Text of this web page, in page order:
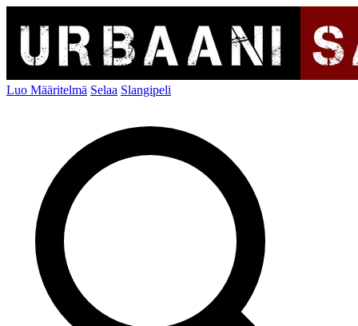
Luo Määritelmä Selaa Slangipeli